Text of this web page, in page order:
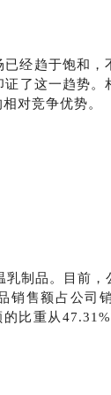
经趋于饱和，
了这一趋势。
对竞争优势。
制品。目前
售额占公司
比重从